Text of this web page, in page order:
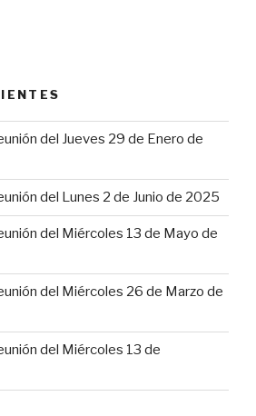
del Jueves 29 de Enero de
del Lunes 2 de Junio de 2025
del Miércoles 13 de Mayo de
del Miércoles 26 de Marzo de
del Miércoles 13 de